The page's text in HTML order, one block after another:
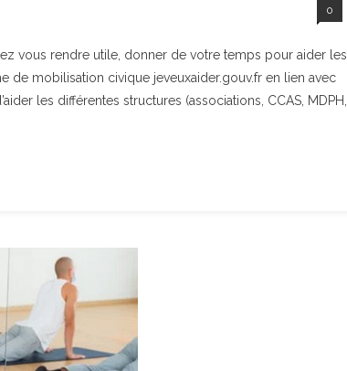
0
vous rendre utile, donner de votre temps pour aider les
de mobilisation civique jeveuxaider.gouv.fr en lien avec
les différentes structures (associations, CCAS, MDPH,